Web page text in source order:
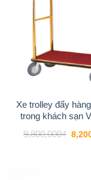
Xe trolley đẩy
trong khách sạn
9,800,000₫ Giá
gốc